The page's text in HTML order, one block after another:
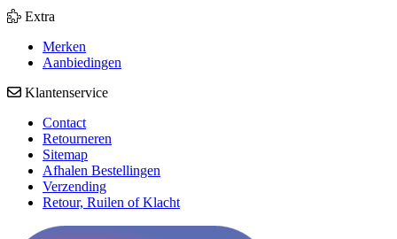
Extra
Merken
Aanbiedingen
Klantenservice
Contact
Retourneren
Sitemap
Afhalen Bestellingen
Verzending
Retour, Ruilen of Klacht